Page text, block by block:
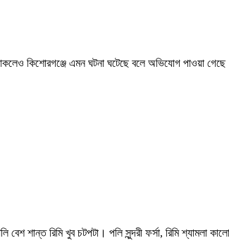
কিশোরগঞ্জে এমন ঘটনা ঘটেছে বলে অভিযোগ পাওয়া
রিমি খুব চটপটা। পলি সুন্দরী ফর্সা, রিমি শ্যামলা